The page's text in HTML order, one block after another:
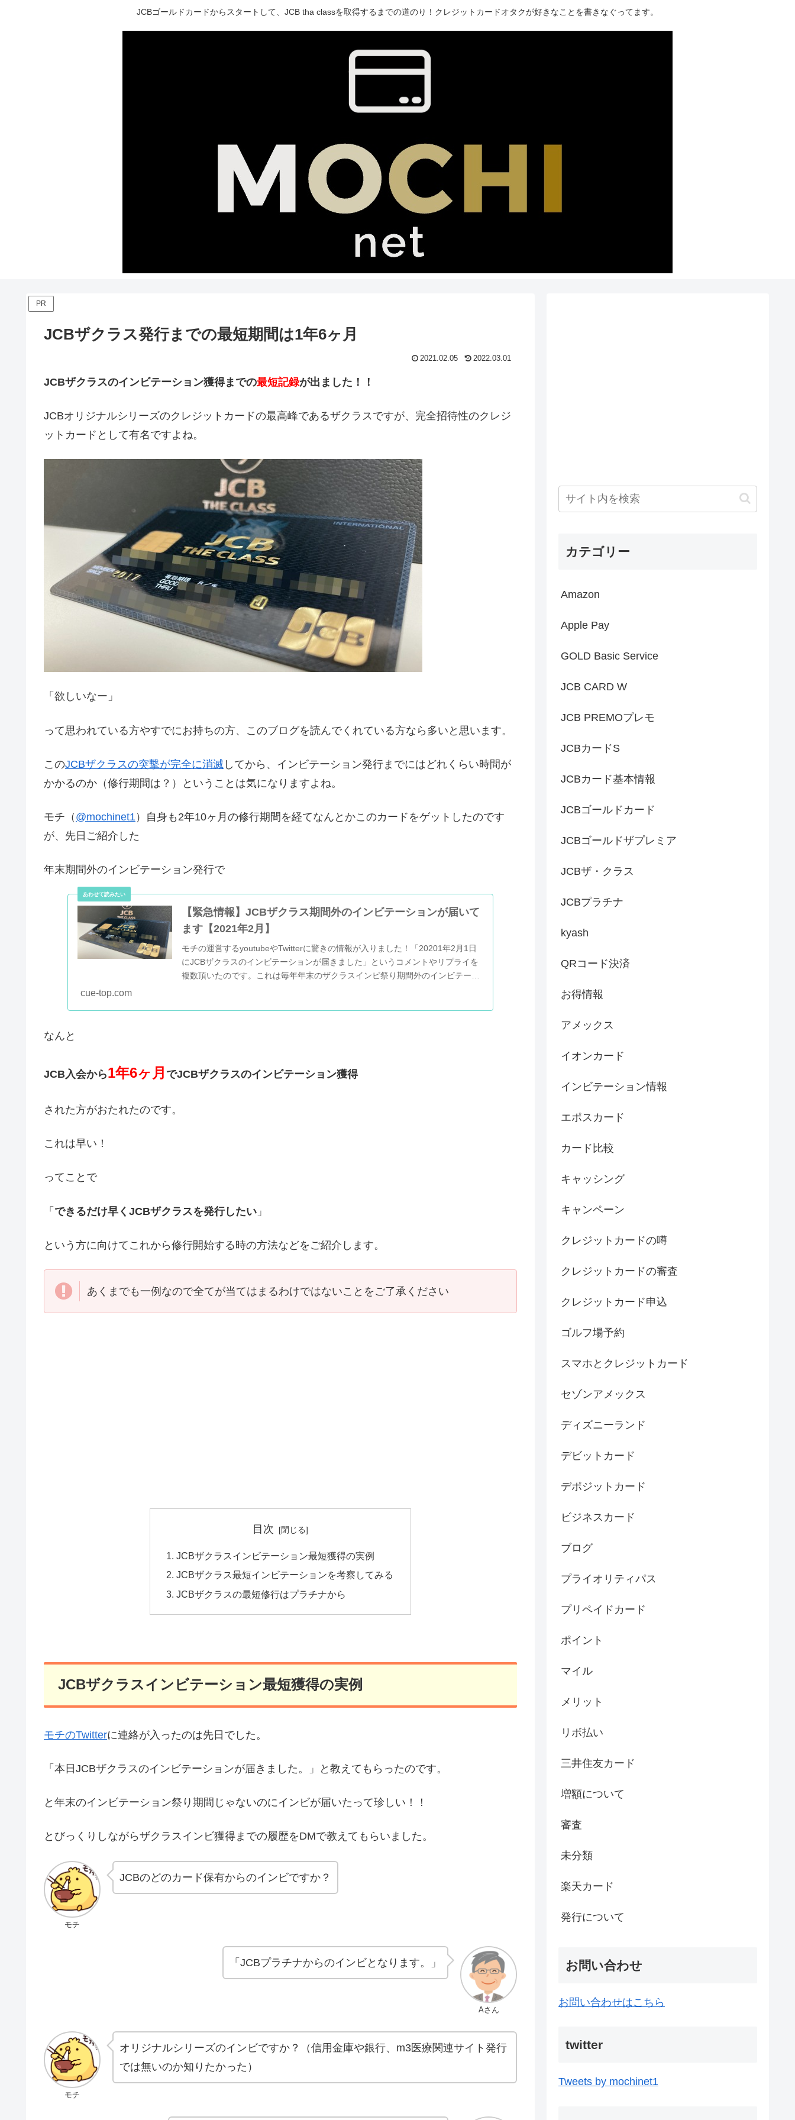
JCBゴールドカードからスタートして、JCB tha classを取得するまでの道のり！クレジットカードオタクが好きなことを書きなぐってます。
PR
JCBザクラス発行までの最短期間は1年6ヶ月
2021.02.05 2022.03.01
JCBザクラスのインビテーション獲得までの最短記録が出ました！！
JCBオリジナルシリーズのクレジットカードの最高峰であるザクラスですが、完全招待性のクレジ
ットカードとして有名ですよね。
「欲しいなー」
って思われている方やすでにお持ちの方、このブログを読んでくれている方なら多いと思います。
このJCBザクラスの突撃が完全に消滅 してから、インビテーション発行までにはどれくらい時間が
かかるのか（修行期間は？）ということは気になりますよね。
モチ（ @mochinet1 ）自身も2年10ヶ月の修行期間を経てなんとかこのカードをゲットしたのです
が、先日ご紹介した
年末期間外のインビテーション発行で
【緊急情報】JCBザクラス期間外のインビテーションが届いて
ます【2021年2月】
モチの運営するyoutubeやTwitterに驚きの情報が入りました！「20201年2月1日
にJCBザクラスのインビテーションが届きました」というコメントやリプライを
複数頂いたのです。これは毎年年末のザクラスインビ祭り期間外のインビテーシ
cue-top.com
なんと
JCB入会から1年6ヶ月 でJCBザクラスのインビテーション獲得
された方がおたれたのです。
これは早い！
ってことで
「 できるだけ早くJCBザクラスを発行したい 」
という方に向けてこれから修行開始する時の方法などをご紹介します。
あくまでも一例なので全てが当てはまるわけではないことをご了承ください
目次
JCBザクラスインビテーション最短獲得の実例
JCBザクラス最短インビテーションを考察してみる
JCBザクラスの最短修行はプラチナから
JCBザクラスインビテーション最短獲得の実例
モチのTwitterに連絡が入ったのは先日でした。
「本日JCBザクラスのインビテーションが届きました。」と教えてもらったのです。
と年末のインビテーション祭り期間じゃないのにインビが届いたって珍しい！！
とびっくりしながらザクラスインビ獲得までの履歴をDMで教えてもらいました。
モチ
JCBのどのカード保有からのインビですか？
Aさん
「JCBプラチナからのインビとなります。」
モチ
オリジナルシリーズのインビですか？（信用金庫や銀行、m3医療関連サイト発行
では無いのか知りたかった）
カテゴリー
Amazon
Apple Pay
GOLD Basic Service
JCB CARD W
JCB PREMOプレモ
JCBカードS
JCBカード基本情報
JCBゴールドカード
JCBゴールドザプレミア
JCBザ・クラス
JCBプラチナ
kyash
QRコード決済
お得情報
アメックス
イオンカード
インビテーション情報
エポスカード
カード比較
キャッシング
キャンペーン
クレジットカードの噂
クレジットカードの審査
クレジットカード申込
ゴルフ場予約
スマホとクレジットカード
セゾンアメックス
ディズニーランド
デビットカード
デポジットカード
ビジネスカード
ブログ
プライオリティパス
プリペイドカード
ポイント
マイル
メリット
リボ払い
三井住友カード
増額について
審査
未分類
楽天カード
発行について
お問い合わせ
お問い合わせはこちら
twitter
Tweets by mochinet1